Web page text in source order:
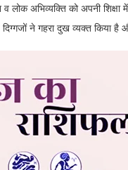
व लोक अभिव्यक्ति को अपनी
ने गहरा दुख व्यक्त किया है